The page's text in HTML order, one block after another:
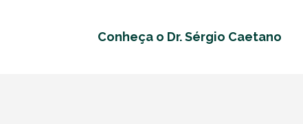
Conheça o Dr. Sérgio Caetano